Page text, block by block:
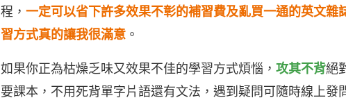
程， 一定可以省下許多效果不彰的補習費及亂買一通的英文
習方式真的讓我很滿意 。
如果你正為枯燥乏味又效果不佳的學習方式煩惱， 攻其不背絕
要課本，不用死背單字片語還有文法，遇到疑問可隨時線上